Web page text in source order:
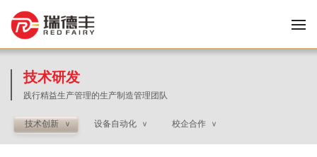
技术研发
践行精益生产管理的生产制造管理团队
技术创新 > 设备自动化 > 校企合作 >